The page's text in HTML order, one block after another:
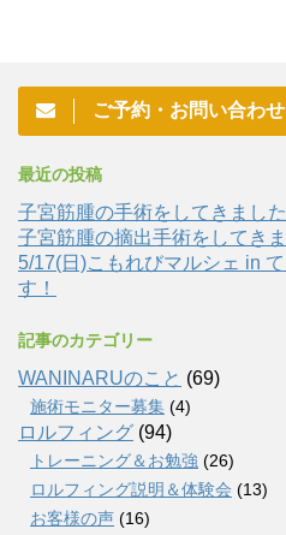
ご予約・お問い合わせ
最近の投稿
子宮筋腫の手術をしてきました
子宮筋腫の摘出手術をしてき
5/17(日)こもれびマルシェ in
す！
記事のカテゴリー
WANINARUのこと (69)
施術モニター募集 (4)
ロルフィング (94)
トレーニング＆お勉強 (26)
ロルフィング説明＆体験会 (13)
お客様の声 (16)